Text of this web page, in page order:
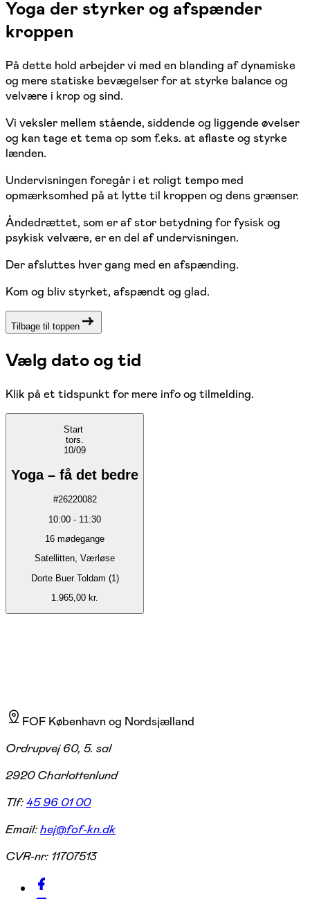
Yoga der styrker og afspænder
kroppen
På dette hold arbejder vi med en blanding af dynamiske
og mere statiske bevægelser for at styrke balance og
velvære i krop og sind.
Vi veksler mellem stående, siddende og liggende øvelser
og kan tage et tema op som f.eks. at aflaste og styrke
lænden.
Undervisningen foregår i et roligt tempo med
opmærksomhed på at lytte til kroppen og dens grænser.
Åndedrættet, som er af stor betydning for fysisk og
psykisk velvære, er en del af undervisningen.
Der afsluttes hver gang med en afspænding.
Kom og bliv styrket, afspændt og glad.
Tilbage til toppen
Vælg dato og tid
Klik på et tidspunkt for mere info og tilmelding.
Start
tors.
10/09
Yoga – få det bedre
#26220082
10:00 - 11:30
16 mødegange
Satellitten, Værløse
Dorte Buer Toldam (1)
1.965,00 kr.
FOF København og Nordsjælland
Ordrupvej 60, 5. sal
2920 Charlottenlund
Tlf:45 96 01 00
Email:hej@fof-kn.dk
CVR-nr: 11707513